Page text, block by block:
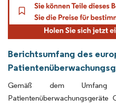
Berichtsumfang des
Gemäß dem